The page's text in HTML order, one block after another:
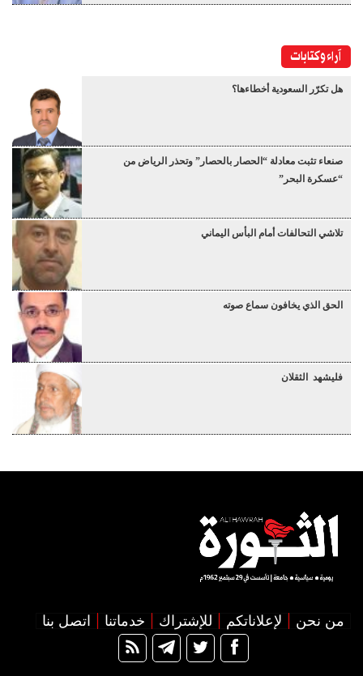
آراء وكتابات
هل تكرّر السعودية أخطاءها؟
صنعاء تثبت معادلة “الحصار بالحصار” وتحذر الرياض من
“عسكرة البحر”
تلاشي التحالفات أمام البأس اليماني
الحق الذي يخافون سماع صوته
فليشهد الثقلان
من نحن لإعلاناتكم للإشتراك خدماتنا اتصل بنا